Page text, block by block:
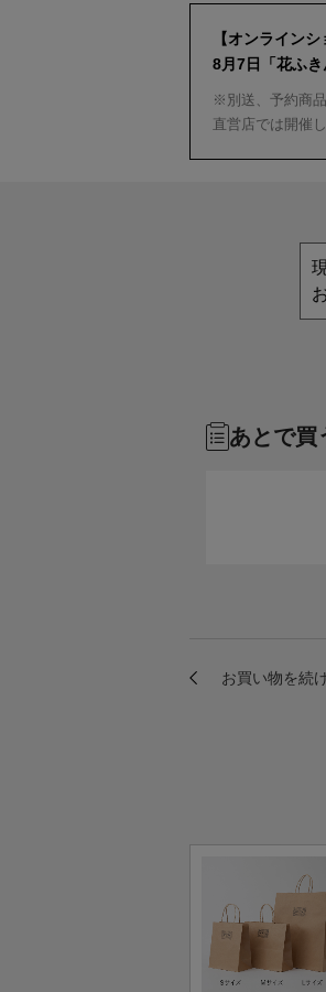
【オンライン
8月7日「花ふ
※別送、予約商
直営店では開催
あとで買